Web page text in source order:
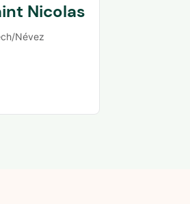
Nicolas
Névez